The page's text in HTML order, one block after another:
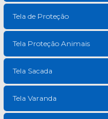
Tela de Proteção
Tela Proteção Animais
Tela Sacada
Tela Varanda